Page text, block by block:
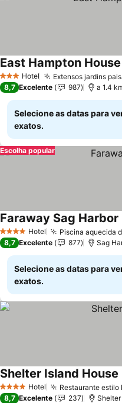
3 EstrelasHotel Extensos jardins
East Hampton
8,7 Excelente 987 a 1.4
Selecione as datas para
exatos.
Escolha popular
4 EstrelasHotel Piscina aquecida
Faraway Sag Harbor
8,7 Excelente 877 Sag
Selecione as datas para
exatos.
4 EstrelasHotel Restaurante estilo
Shelter Island House
8,7 Excelente 237 Shelter